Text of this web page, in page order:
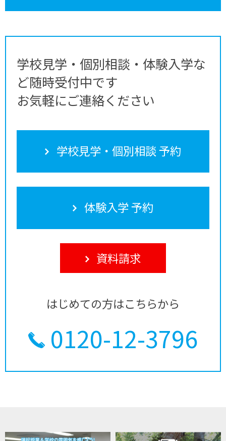
学校見学・個別相談・体験入学な
ど随時受付中です
お気軽にご連絡ください
学校見学・個別相談 予約
体験入学 予約
資料請求
はじめての方はこちらから
0120-12-3796